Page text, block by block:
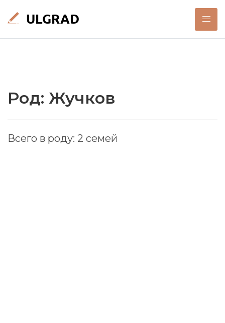
Род: Жучков
Всего в роду: 2 семей